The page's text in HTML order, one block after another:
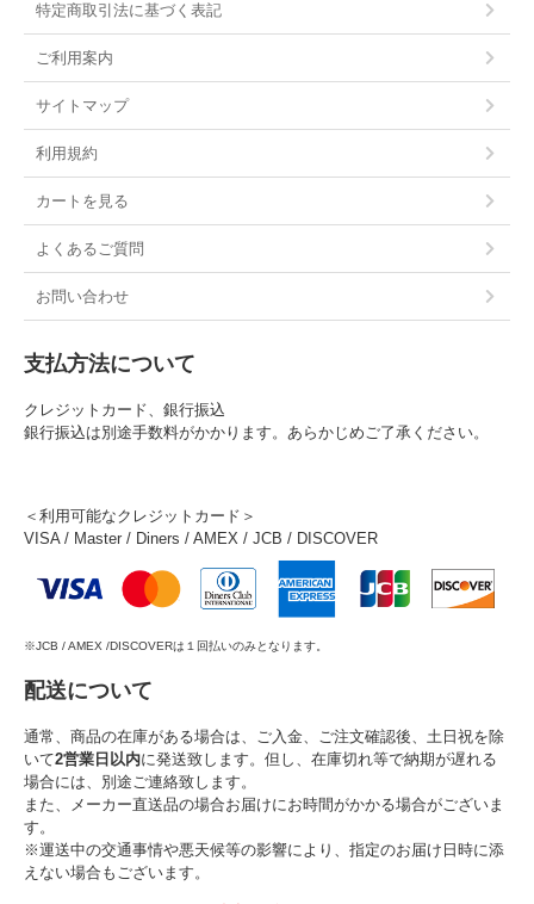
特定商取引法に基づく表記
ご利用案内
サイトマップ
利用規約
カートを見る
よくあるご質問
お問い合わせ
支払方法について
クレジットカード、銀行振込
銀行振込は別途手数料がかかります。あらかじめご了承ください。
＜利用可能なクレジットカード＞
VISA / Master / Diners / AMEX / JCB / DISCOVER
※JCB / AMEX /DISCOVERは１回払いのみとなります。
配送について
通常、商品の在庫がある場合は、ご入金、ご注文確認後、土日祝を除
いて2営業日以内に発送致します。但し、在庫切れ等で納期が遅れる
場合には、別途ご連絡致します。
また、メーカー直送品の場合お届けにお時間がかかる場合がございま
す。
※運送中の交通事情や悪天候等の影響により、指定のお届け日時に添
えない場合もございます。